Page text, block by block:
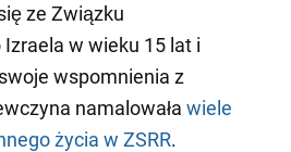
ze Związku
w wieku 15 lat i
wspomnienia z
namalowała wiele
życia w ZSRR.